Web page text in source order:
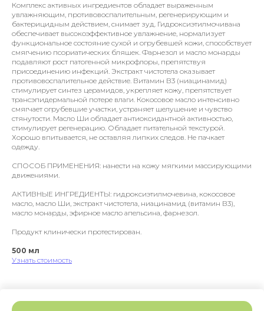
Комплекс активных ингредиентов обладает выраженным
увлажняющим, противовоспалительным, регенерирующим и
бактерицидным действием, снимает зуд. Гидроксиэтилмочивана
обеспечивает высокоэффективное увлажнение, нормализует
функциональное состояние сухой и огрубевшей кожи, способствует
смягчению псориатических бляшек. Фарнезол и масло монарды
подавляют рост патогенной микрофлоры, препятствуя
присоединению инфекций. Экстракт чистотела оказывает
противовоспалительное действие. Витамин В3 (ниацинамид)
стимулирует синтез церамидов, укрепляет кожу, препятствует
трансэпидермальной потере влаги. Кокосовое масло интенсивно
смягчает огрубевшие участки, устраняет шелушение и чувство
стянутости. Масло Ши обладает антиоксидантной активностью,
стимулирует регенерацию. Обладает питательной текстурой.
Хорошо впитывается, не оставляя липких следов. Не пачкает
одежду.
СПОСОБ ПРИМЕНЕНИЯ: нанести на кожу мягкими массирующими
движениями.
АКТИВНЫЕ ИНГРЕДИЕНТЫ: гидроксиэтилмочевина, кокосовое
масло, масло Ши, экстракт чистотела, ниацинамид (витамин В3),
масло монарды, эфирное масло апельсина, фарнезол.
Продукт клинически протестирован.
500 мл
Узнать стоимость